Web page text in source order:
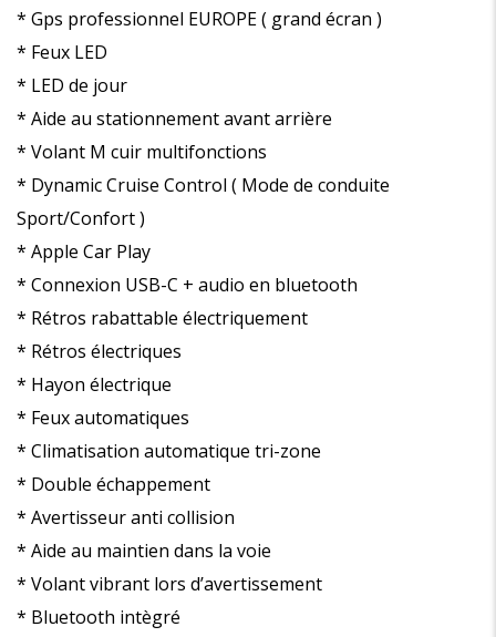
* Gps professionnel EUROPE ( grand écran )
* Feux LED
* LED de jour
* Aide au stationnement avant arrière
* Volant M cuir multifonctions
* Dynamic Cruise Control ( Mode de conduite
Sport/Confort )
* Apple Car Play
* Connexion USB-C + audio en bluetooth
* Rétros rabattable électriquement
* Rétros électriques
* Hayon électrique
* Feux automatiques
* Climatisation automatique tri-zone
* Double échappement
* Avertisseur anti collision
* Aide au maintien dans la voie
* Volant vibrant lors d’avertissement
* Bluetooth intègré